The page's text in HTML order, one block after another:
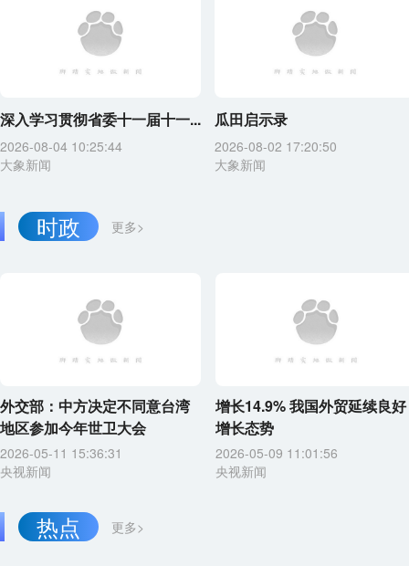
深入学习贯彻省委十一届十一...
2026-08-04 10:25:44
大象新闻
瓜田启示录
2026-08-02 17:20:50
大象新闻
更多>
时政
外交部：中方决定不同意台湾
地区参加今年世卫大会
2026-05-11 15:36:31
央视新闻
增长14.9% 我国外贸延续良好
增长态势
2026-05-09 11:01:56
央视新闻
更多>
热点